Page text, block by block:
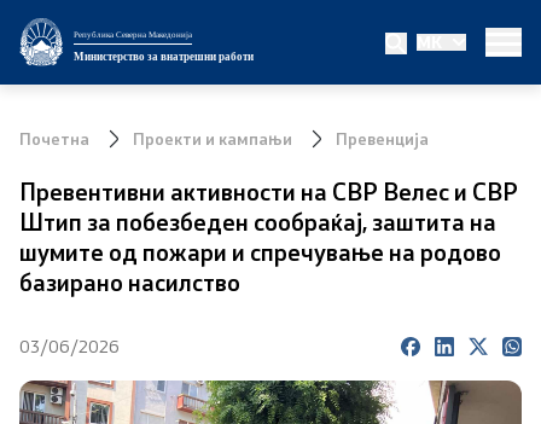
Република Северна Македонија
Министерство за внатрешни работи
MK
Министерство
Заменик министер
Државен секретар
Биро за јавна безбедност
Внатрешна контрола
Почетна Проекти и кампањи Превенција
Превентивни активности на СВР Велес и СВР
Штип за побезбеден сообраќај, заштита на
шумите од пожари и спречување на родово
базирано насилство
03/06/2026